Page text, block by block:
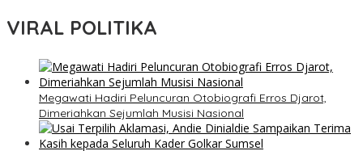
VIRAL POLITIKA
Megawati Hadiri Peluncuran Otobiografi Erros Djarot,
Dimeriahkan Sejumlah Musisi Nasional